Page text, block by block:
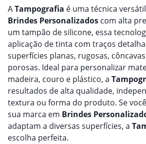
ATampografia é uma técnica
Brindes Personalizados com alta
um tampão de silicone, essa
aplicação de tinta com traços
superfícies planas, rugosas,
porosas. Ideal para personalizar
madeira, couro e plástico, a
resultados de alta qualidade,
textura ou forma do produto. Se
sua marca em Brindes
adaptam a diversas superfícies, a
escolha perfeita.